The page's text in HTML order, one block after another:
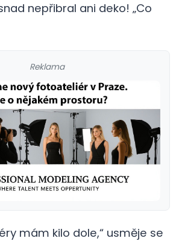
nepřibral ani deko! „Co
Reklama
mám kilo dole,“ usměje se